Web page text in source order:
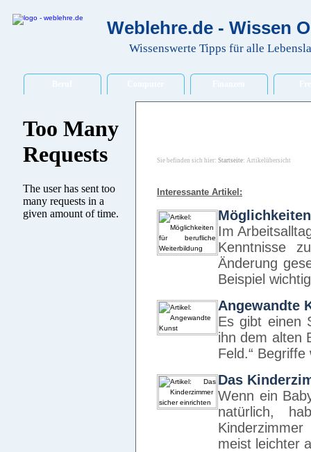
Weblehre.de - Wissen
Wissenswerte Tipps für alle
Sie befinden sich hier: Startseite: Artikelübersicht
Interessante Artikel:
Im
Kenntnisse
Änderung
Beispiel
Angewandte
Es gibt einen
ihn dem alten
Feld.“
Das
Wenn ein
natürlich,
meist leichter